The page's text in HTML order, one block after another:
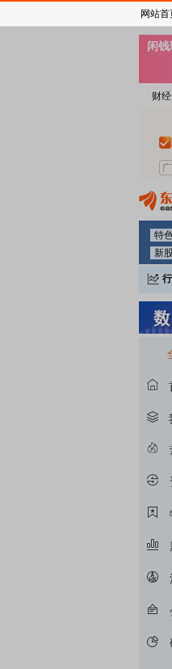
财经
特
新
网站首